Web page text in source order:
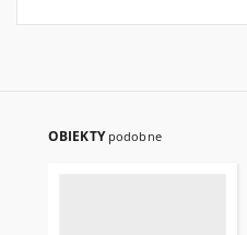
OBIEKTY podobne